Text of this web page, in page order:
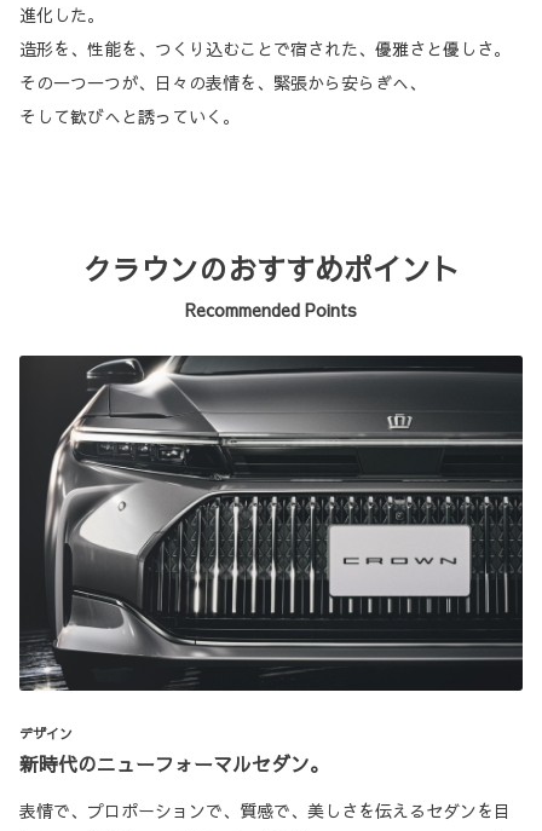
進化した。
造形を、性能を、つくり込むことで宿された、優雅さと優しさ。
その一つ一つが、日々の表情を、緊張から安らぎへ、
そして歓びへと誘っていく。
クラウンのおすすめポイント
Recommended Points
デザイン
新時代のニューフォーマルセダン。
表情で、プロポーションで、質感で、美しさを伝えるセダンを目